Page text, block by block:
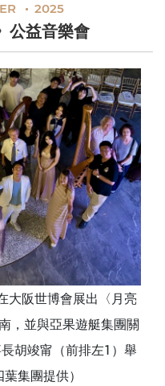
2025
公益音樂會
大阪世博會展出〈月亮
，並與亞果遊艇集團關
胡竣甯（前排左1）舉
集團提供）